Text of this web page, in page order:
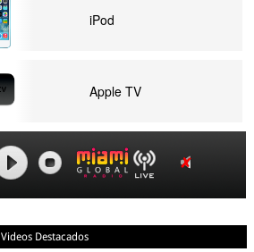
iPod
Apple TV
Videos Destacados